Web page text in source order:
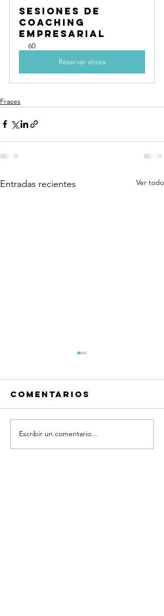
Sesiones de
coaching
empresarial
60
Reservar ahora
Frases
Entradas recientes Ver todo
Frases
Quiero
Comentarios
Escribir un comentario...